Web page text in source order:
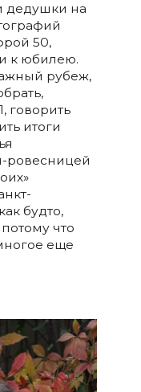
дедушки на
50,
к юбилею.
рубеж,
говорить
итоги
ровесницей
будто,
что
еще